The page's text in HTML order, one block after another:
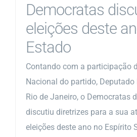
Democratas
eleições deste
Estado
Contando com a participação
Nacional do partido,
Rio de Janeiro, o Democratas
discutiu diretrizes para a sua
eleições deste ano no Espírito